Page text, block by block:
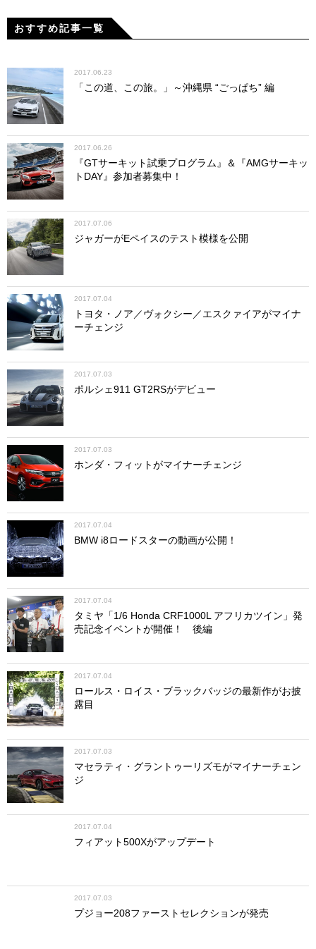
おすすめ記事一覧
2017.06.23
「この道、この旅。」～沖縄県 “ごっぱち” 編
2017.06.26
『GTサーキット試乗プログラム』＆『AMGサーキッ
トDAY』参加者募集中！
2017.07.06
ジャガーがEペイスのテスト模様を公開
2017.07.04
トヨタ・ノア／ヴォクシー／エスクァイアがマイナ
ーチェンジ
2017.07.03
ポルシェ911 GT2RSがデビュー
2017.07.03
ホンダ・フィットがマイナーチェンジ
2017.07.04
BMW i8ロードスターの動画が公開！
2017.07.04
タミヤ「1/6 Honda CRF1000L アフリカツイン」発
売記念イベントが開催！ 後編
2017.07.04
ロールス・ロイス・ブラックバッジの最新作がお披
露目
2017.07.03
マセラティ・グラントゥーリズモがマイナーチェン
ジ
2017.07.04
フィアット500Xがアップデート
2017.07.03
プジョー208ファーストセレクションが発売